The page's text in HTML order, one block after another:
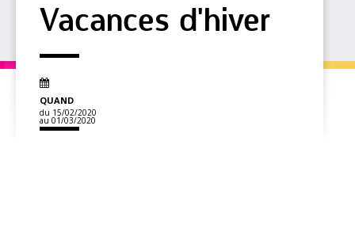
Vacances d'hiver
QUAND
du 15/02/2020
au 01/03/2020